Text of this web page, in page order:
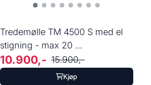
Tredemølle TM 4500 S med el
stigning - max 20 ...
10.900,- 15.900,-
Kjøp